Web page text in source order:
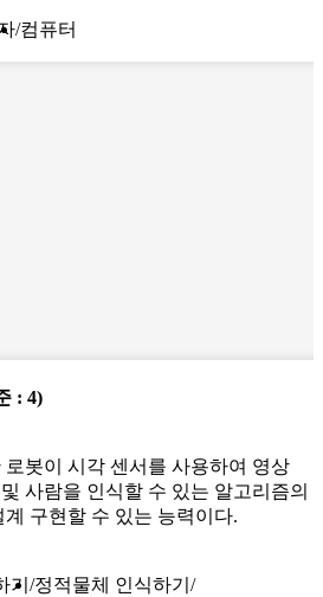
컴퓨터
: 4)
봇이 시각 센서를 사용하여 영상
사람을 인식할 수 있는 알고리즘의
구현할 수 있는 능력이다.
기
정적물체 인식하기